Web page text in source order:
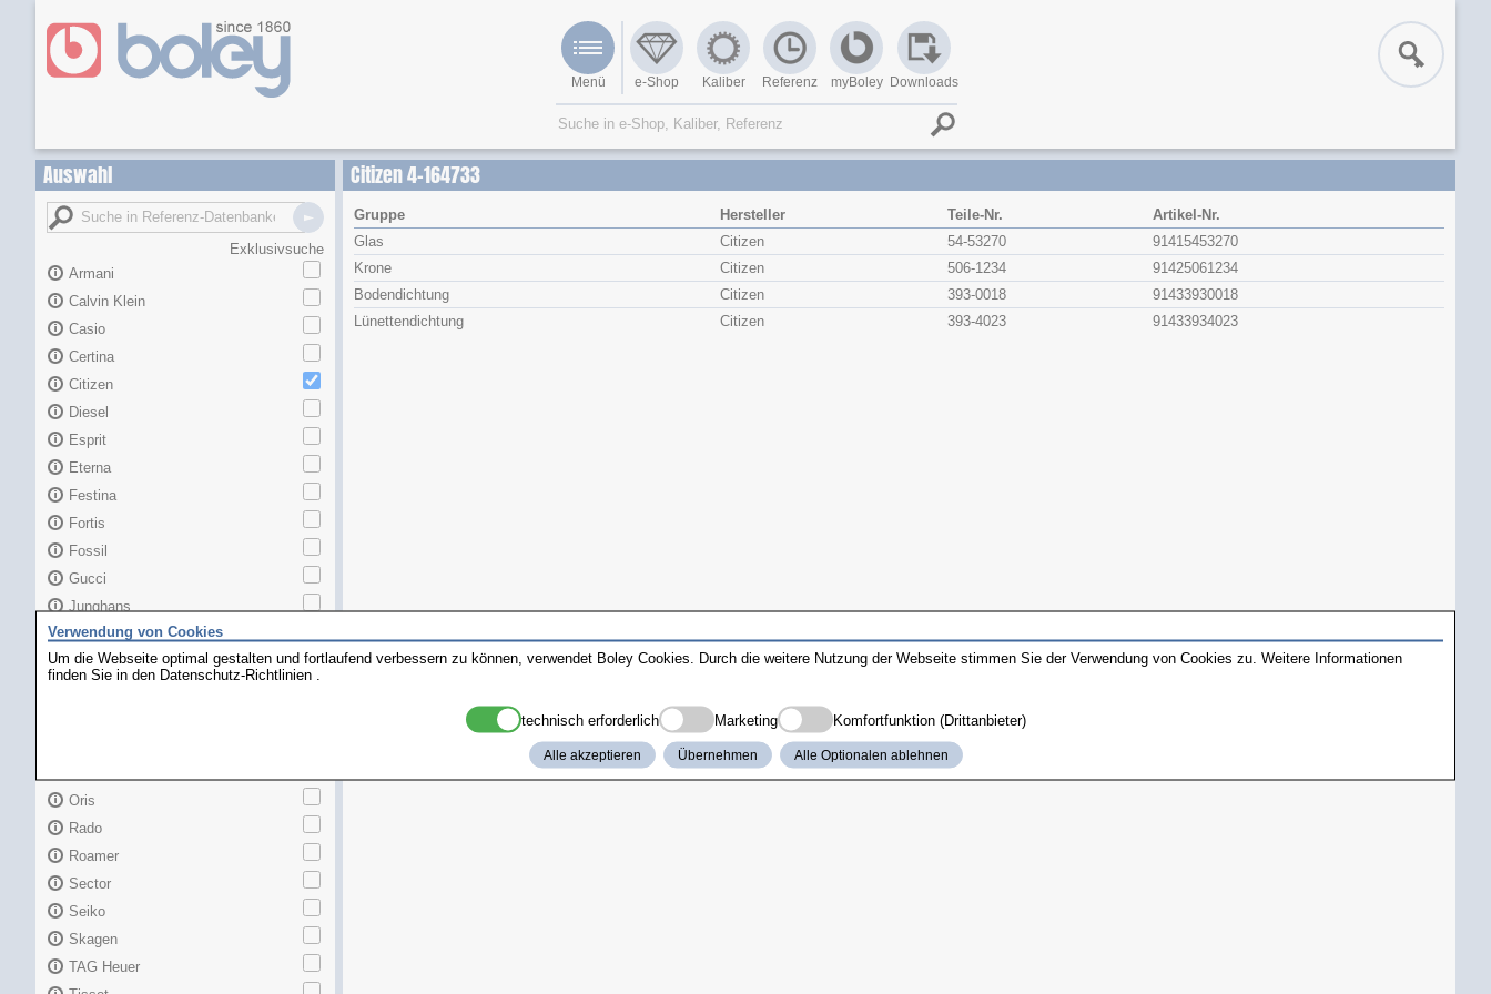
Menü e-Shop Kaliber Referenz myBoley Downloads
Auswahl
Exklusivsuche
Armani
Calvin Klein
Casio
Certina
Citizen
Diesel
Esprit
Eterna
Festina
Fortis
Fossil
Gucci
Junghans
Longines
Maurice Lacroix
Oris
Rado
Roamer
Sector
Seiko
Skagen
TAG Heuer
Citizen 4-164733
Gruppe Hersteller Teile-Nr.
Artikel-Nr.
Glas
Citizen 54-53270
91415453270
Krone
Citizen 506-1234
91425061234
Bodendichtung
Citizen 393-0018
91433930018
Lünettendichtung
Citizen 393-4023 91433934023
Verwendung von Cookies
Um die Webseite optimal gestalten und fortlaufend verbessern zu können, verwendet Boley Cookies. Durch die weitere Nutzung der Webseite stimmen Sie der Verwendung von Cookies zu. Weitere Informationen
finden Sie in den Datenschutz-Richtlinien
technisch erforderlich Marketing Komfortfunktion (Drittanbieter)
Alle akzeptieren Übernehmen Alle Optionalen ablehnen